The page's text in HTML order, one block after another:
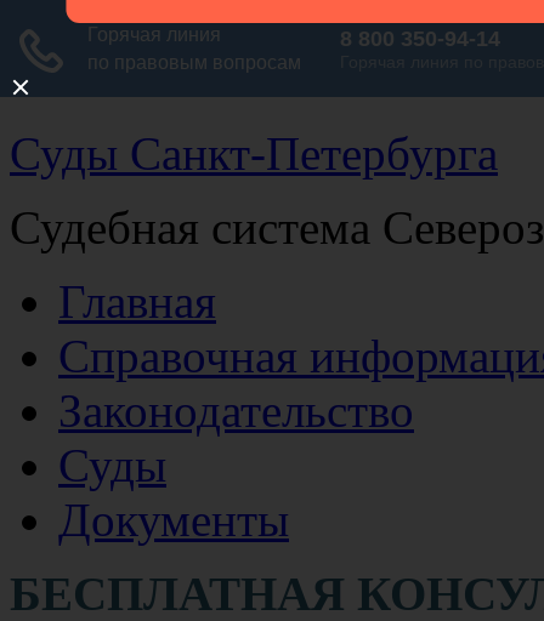
Суды Санкт-Петербурга
Судебная система
Главная
Справочная
Законодательство
Суды
Документы
БЕСПЛАТНАЯ